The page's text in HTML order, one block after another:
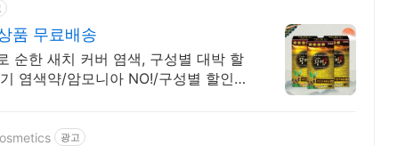
품 무료배송
순한 새치 커버 염색, 구성별 대박 할
염색약/암모니아 NO!/구성별 할인
광고